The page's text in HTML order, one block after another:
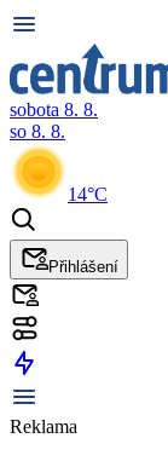
sobota 8. 8.
so 8. 8.
14°C
Přihlášení
Reklama